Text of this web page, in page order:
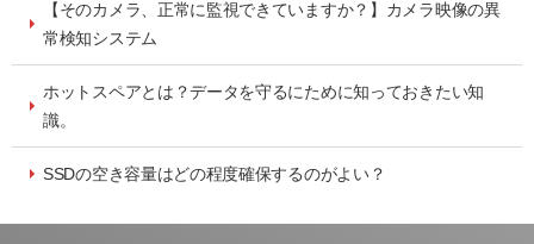
【そのカメラ、正常に監視できていますか？】カメラ映像の異
常検知システム
ホットスペアとは？データを守るにために知っておきたい知
識。
SSDの空き容量はどの程度確保するのがよい？